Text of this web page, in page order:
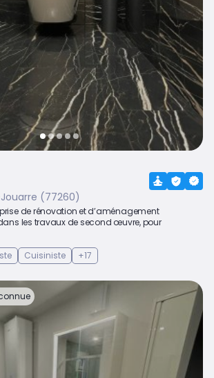
(77260)
de rénovation et d’aménagement
les travaux de second œuvre, pour
Cuisiniste +17